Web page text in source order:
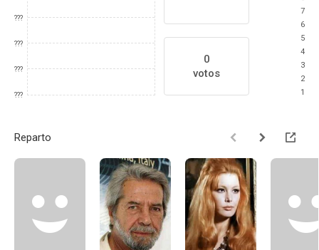
???
???
???
???
0
votos
7
6
5
4
3
2
1
Reparto